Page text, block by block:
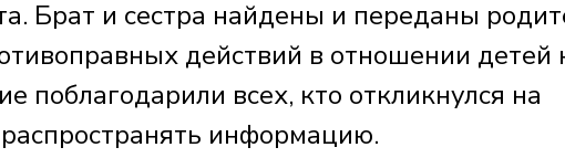
Брат и сестра найдены и переданы
действий в отношении детей
поблагодарили всех, кто откликнулся на
информацию.